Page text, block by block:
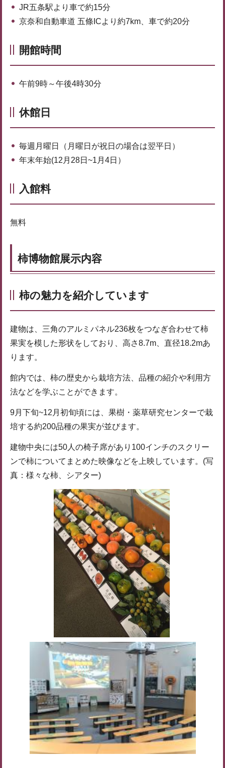
JR五条駅より車で約15分
京奈和自動車道 五條ICより約7km、車で約20分
開館時間
午前9時～午後4時30分
休館日
毎週月曜日（月曜日が祝日の場合は翌平日）
年末年始(12月28日~1月4日）
入館料
無料
柿博物館展示内容
柿の魅力を紹介しています
建物は、三角のアルミパネル236枚をつなぎ合わせて柿
果実を模した形状をしており、高さ8.7m、直径18.2mあ
ります。
館内では、柿の歴史から栽培方法、品種の紹介や利用方
法などを学ぶことができます。
9月下旬~12月初旬頃には、果樹・薬草研究センターで栽
培する約200品種の果実が並びます。
建物中央には50人の椅子席があり100インチのスクリー
ンで柿についてまとめた映像などを上映しています。(写
真：様々な柿、シアター)